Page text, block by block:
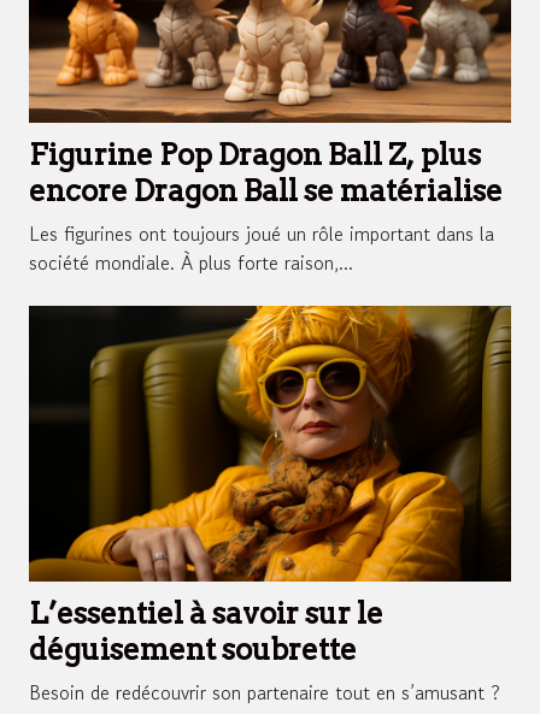
Figurine Pop Dragon Ball Z, plus
encore Dragon Ball se matérialise
Les figurines ont toujours joué un rôle important dans la
société mondiale. À plus forte raison,...
L’essentiel à savoir sur le
déguisement soubrette
Besoin de redécouvrir son partenaire tout en s’amusant ?